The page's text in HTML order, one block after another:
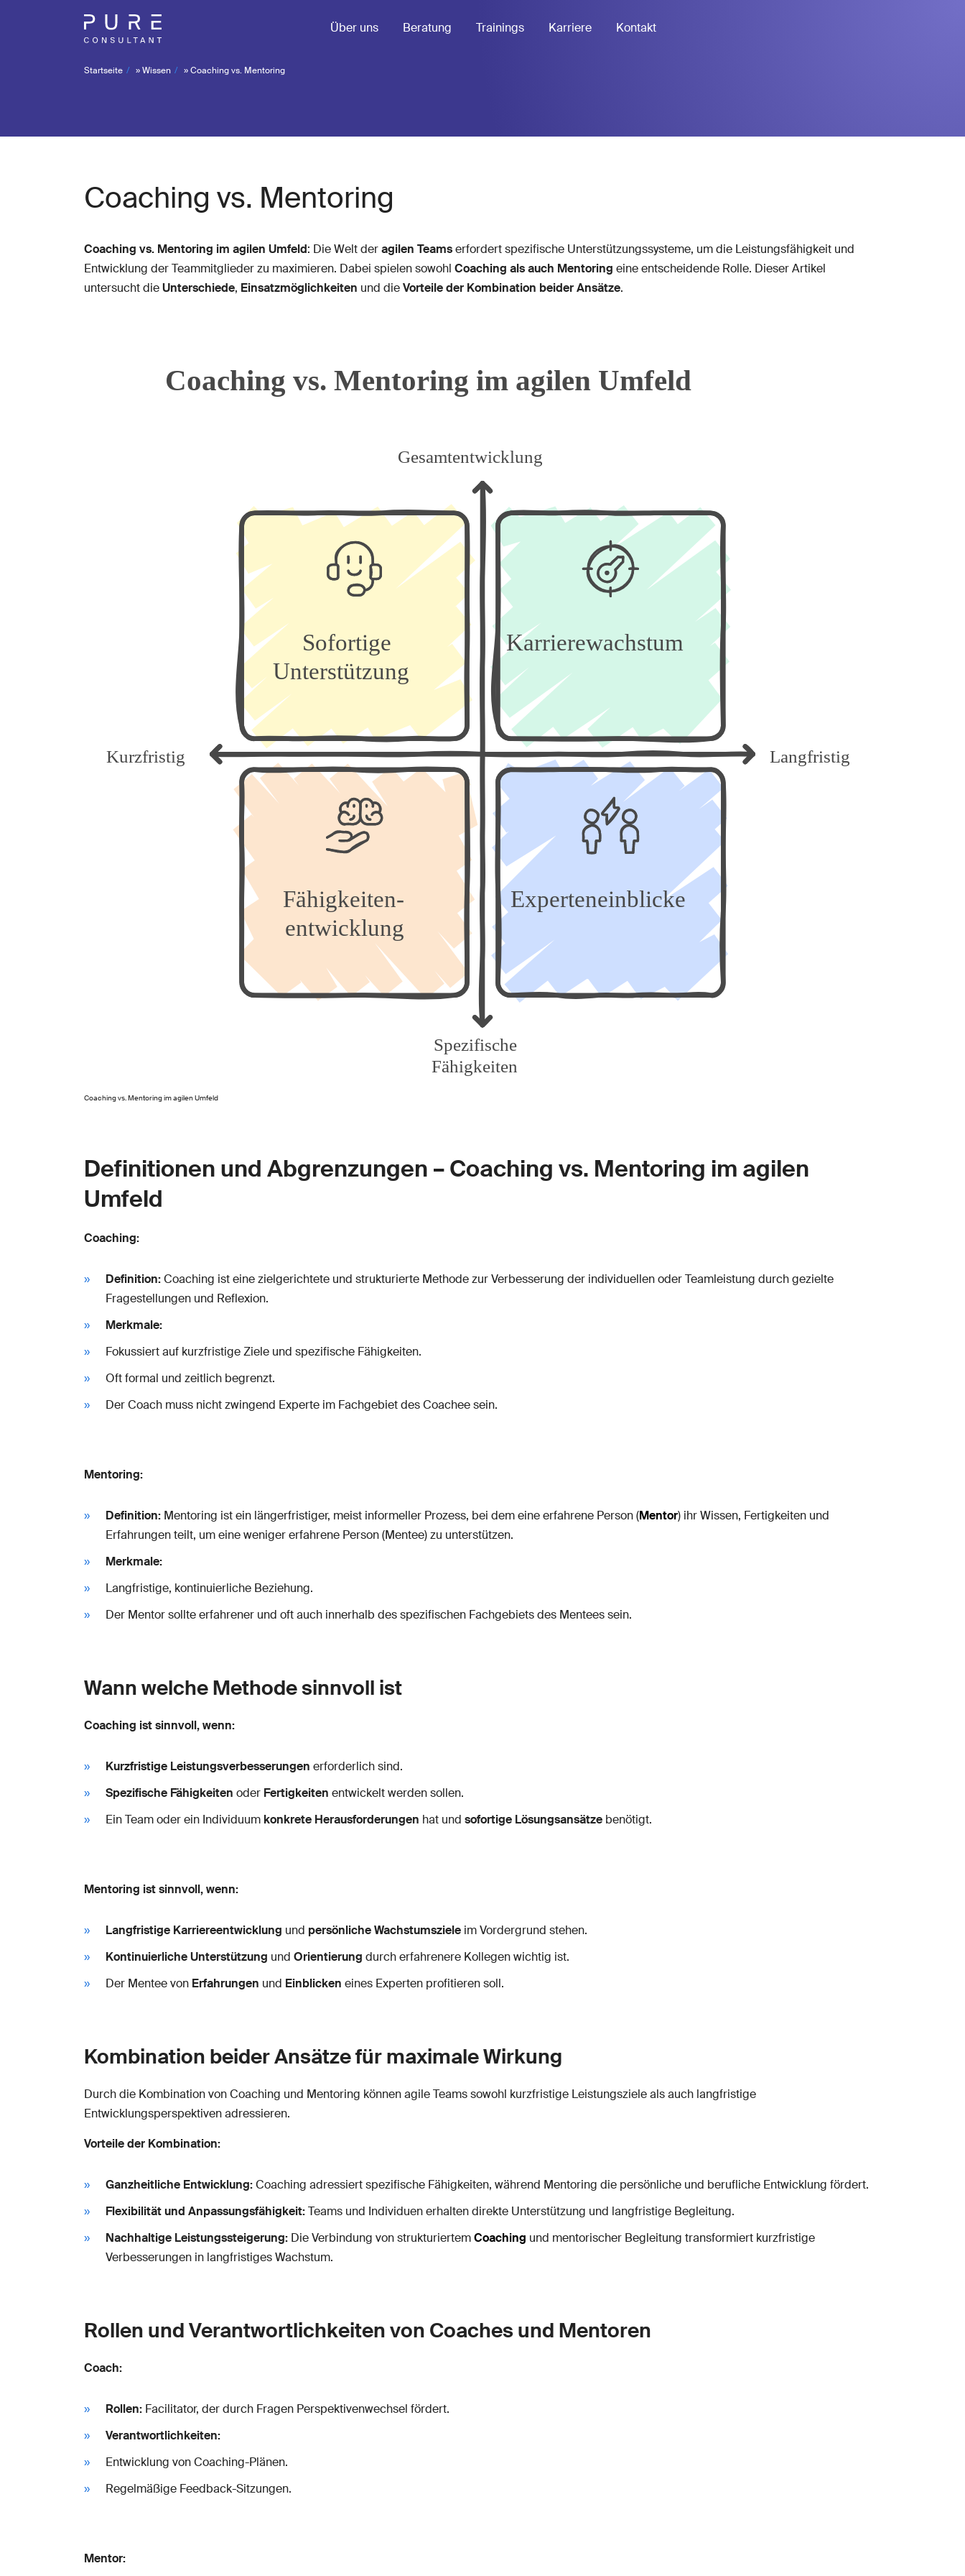
Über uns Beratung Trainings Karriere Kontakt
Startseite »Wissen »Coaching vs. Mentoring
Coaching vs. Mentoring
Coaching vs. Mentoring im agilen Umfeld: Die Welt deragilen Teamserfordert spezifische Unterstützungssysteme, um die Leistungsfähigkeit und
Entwicklung der Teammitglieder zu maximieren. Dabei spielen sowohl Coaching als auch Mentoring eine entscheidende Rolle. Dieser Artikel
untersucht dieUnterschiede, Einsatzmöglichkeiten und dieVorteile der Kombination beider Ansätze.
Coaching vs. Mentoring im agilen Umfeld
Definitionen und Abgrenzungen – Coaching vs. Mentoring im agilen
Umfeld
Coaching:
Definition:Coaching ist eine zielgerichtete und strukturierte Methode zur Verbesserung der individuellen oder Teamleistung durch gezielte
Fragestellungen und Reflexion.
Merkmale:
Fokussiert auf kurzfristige Ziele und spezifische Fähigkeiten.
Oft formal und zeitlich begrenzt.
Der Coach muss nicht zwingend Experte im Fachgebiet des Coachee sein.
Mentoring:
Definition: Mentoring ist ein längerfristiger, meist informeller Prozess, bei dem eine erfahrene Person (Mentor) ihr Wissen, Fertigkeiten und
Erfahrungen teilt, um eine weniger erfahrene Person (Mentee) zu unterstützen.
Merkmale:
Langfristige, kontinuierliche Beziehung.
Der Mentor sollte erfahrener und oft auch innerhalb des spezifischen Fachgebiets des Mentees sein.
Wann welche Methode sinnvoll ist
Coaching ist sinnvoll, wenn:
Kurzfristige Leistungsverbesserungen erforderlich sind.
Spezifische Fähigkeiten oder Fertigkeiten entwickelt werden sollen.
Ein Team oder ein Individuum konkrete Herausforderungen hat und sofortige Lösungsansätze benötigt.
Mentoring ist sinnvoll, wenn:
Langfristige Karriereentwicklung und persönliche Wachstumsziele im Vordergrund stehen.
Kontinuierliche Unterstützung und Orientierung durch erfahrenere Kollegen wichtig ist.
Der Mentee von Erfahrungen und Einblicken eines Experten profitieren soll.
Kombination beider Ansätze für maximale Wirkung
Durch die Kombination von Coaching und Mentoring können agile Teams sowohl kurzfristige Leistungsziele als auch langfristige
Entwicklungsperspektiven adressieren.
Vorteile der Kombination:
Ganzheitliche Entwicklung:Coaching adressiert spezifische Fähigkeiten, während Mentoring die persönliche und berufliche Entwicklung fördert.
Flexibilität und Anpassungsfähigkeit:Teams und Individuen erhalten direkte Unterstützung und langfristige Begleitung.
Nachhaltige Leistungssteigerung: Die Verbindung von strukturiertemCoaching und mentorischer Begleitung transformiert kurzfristige
Verbesserungen in langfristiges Wachstum.
Rollen und Verantwortlichkeiten von Coaches und Mentoren
Coach:
Rollen: Facilitator, der durch Fragen Perspektivenwechsel fördert.
Verantwortlichkeiten:
Entwicklung von Coaching-Plänen.
Regelmäßige Feedback-Sitzungen.
Mentor: